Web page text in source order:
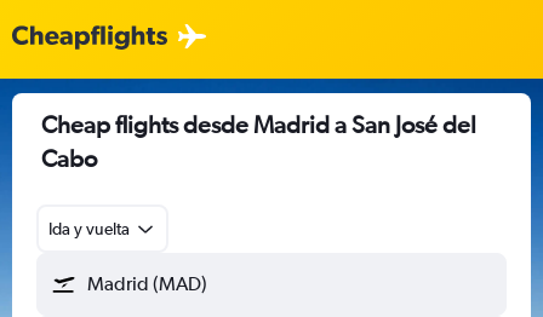
Cheap flights desde Madrid a San José del
Cabo
Ida y vuelta
Madrid (MAD)